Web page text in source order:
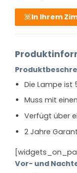
In Ihrem
Die Lampe ist
Muss mit
Verfügt über
2 Jahre
Vor- und